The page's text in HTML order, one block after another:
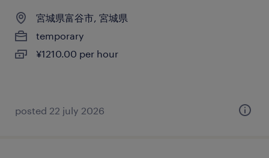
宮城県富谷市, 宮城県
temporary
¥1210.00 per hour
posted 22 july 2026